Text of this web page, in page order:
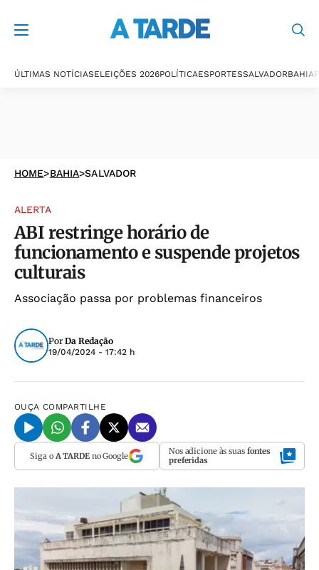
ÚLTIMAS NOTÍCIASELEIÇÕES 2026POLÍTICAESPORTESSALVADORBAHIA
HOME>BAHIA>SALVADOR
ALERTA
ABI restringe horário de
funcionamento e suspende projetos
culturais
Associação passa por problemas financeiros
Por Da Redação
19/04/2024 - 17:42 h
OUÇA COMPARTILHE
Siga o A TARDEno Google Nos adicione às suas fontes
preferidas